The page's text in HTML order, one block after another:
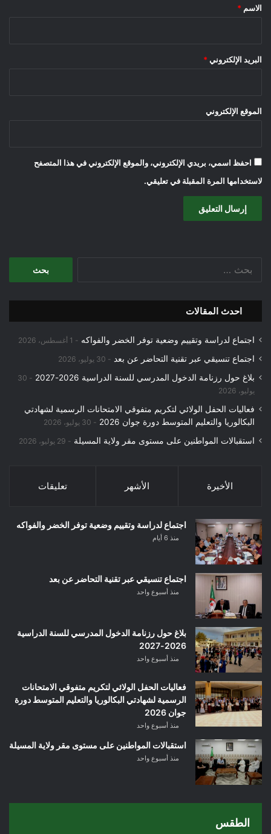
*
الاسم *
البريد الإلكتروني *
الموقع الإلكتروني
احفظ اسمي، بريدي الإلكتروني، والموقع الإلكتروني في هذا المتصفح
لاستخدامها المرة المقبلة في تعليقي.
احدث المقالات
اجتماع لدراسة وتقييم وضعية توفر الخضر والفواكه 1 أغسطس، 2026
اجتماع تنسيقي عبر تقنية التحاضر عن بعد 30 يوليو، 2026
بلاغ حول رزنامة الدخول المدرسي للسنة الدراسية 2026-2027
30
يوليو، 2026
فعاليات الحفل الولائي لتكريم متفوقي الامتحانات الرسمية لشهادتي
البكالوريا والتعليم المتوسط دورة جوان 2026
30 يوليو، 2026
استقبالات المواطنين على مستوى مقر ولاية المسيلة 29 يوليو، 2026
الأخيرة الأشهر تعليقات
اجتماع لدراسة وتقييم وضعية توفر الخضر والفواكه
منذ 6 أيام
اجتماع تنسيقي عبر تقنية التحاضر عن بعد
منذ أسبوع واحد
بلاغ حول رزنامة الدخول المدرسي للسنة الدراسية
2026-2027
منذ أسبوع واحد
فعاليات الحفل الولائي لتكريم متفوقي الامتحانات
الرسمية لشهادتي البكالوريا والتعليم المتوسط دورة
جوان 2026
منذ أسبوع واحد
استقبالات المواطنين على مستوى مقر ولاية المسيلة
منذ أسبوع واحد
الطقس